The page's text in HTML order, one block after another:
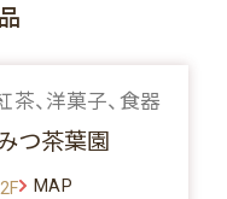
茶、洋菓子、食器
つ茶葉園
MAP